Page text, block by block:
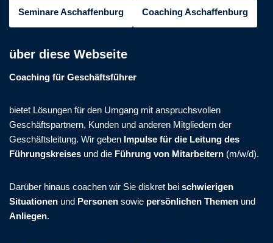
Seminare Aschaffenburg Coaching Aschaffenburg
über diese Webseite
Coaching für Geschäftsführer
bietet Lösungen für den Umgang mit anspruchsvollen
Geschäftspartnern, Kunden und anderen Mitgliedern der
Geschäftsleitung. Wir geben Impulse für die Leitung des
Führungskreises und die Führung von Mitarbeitern (m/w/d).
Darüber hinaus coachen wir Sie diskret bei schwierigen
Situationen und Personen sowie persönlichen Themen und
Anliegen.